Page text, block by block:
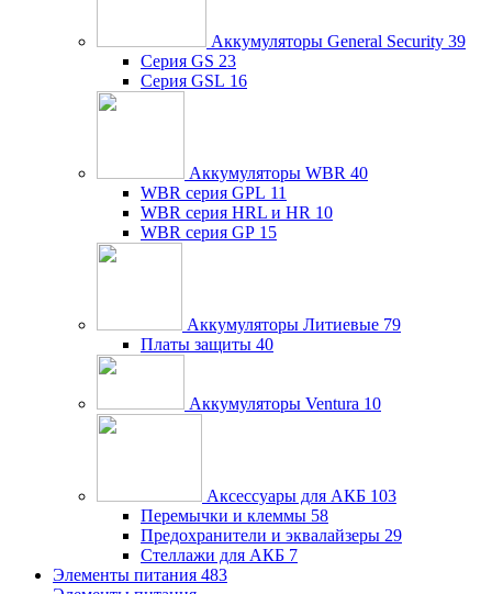
Аккумуляторы General Security 39
Серия GS 23
Серия GSL 16
Аккумуляторы WBR 40
WBR серия GPL 11
WBR серия HRL и HR 10
WBR серия GP 15
Аккумуляторы Литиевые 79
Платы защиты 40
Аккумуляторы Ventura 10
Аксессуары для АКБ 103
Перемычки и клеммы 58
Предохранители и эквалайзеры 29
Стеллажи для АКБ 7
Элементы питания 483